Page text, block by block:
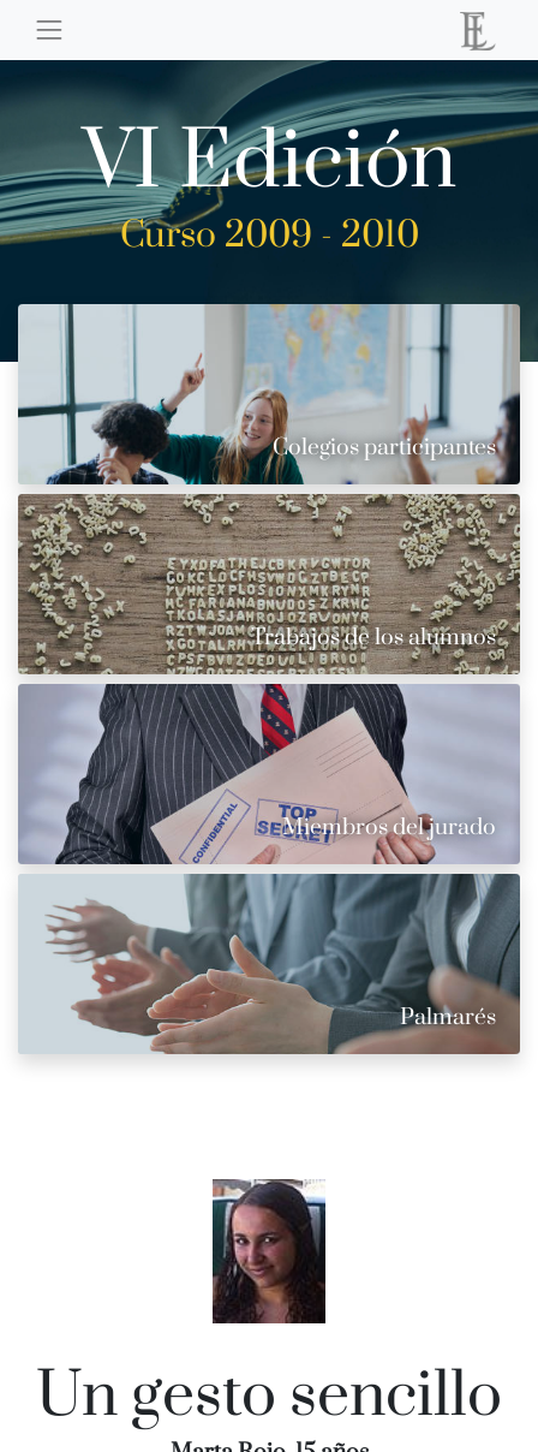
VI Edición
Curso 2009 - 2010
Colegios participantes
Trabajos de los alumnos
Miembros del jurado
Palmarés
Un gesto sencillo